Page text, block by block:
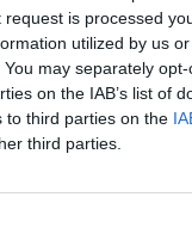
is processed
utilized by us
may separately
on the IAB’s list of
to third parties on the
third parties.